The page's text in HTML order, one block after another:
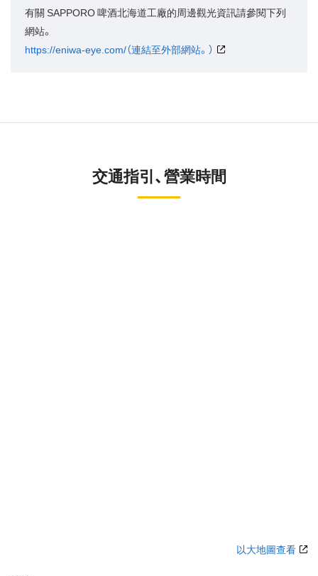
有關 SAPPORO 啤酒北海道工廠的周邊觀光資訊請參閱下列
網站。
https://eniwa-eye.com/（連結至外部網站。）
交通指引、營業時間
以大地圖查看